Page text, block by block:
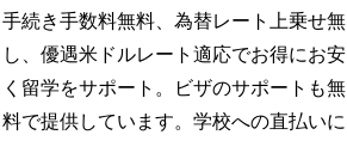
手続き手数料無料、為替レート上乗せ無
し、優遇米ドルレート適応でお得にお安
く留学をサポート。ビザのサポートも無
料で提供しています。学校への直払いに